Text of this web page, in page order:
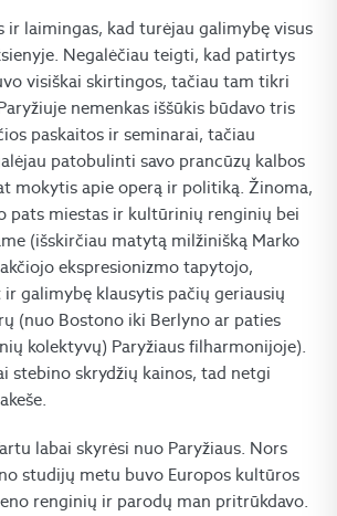
ir laimingas, kad turėjau galimybę visus
Negalėčiau teigti, kad patirtys
visiškai skirtingos, tačiau tam tikri
nemenkas iššūkis būdavo tris
paskaitos ir seminarai, tačiau
patobulinti savo prancūzų kalbos
mokytis apie operą ir politiką. Žinoma,
pats miestas ir kultūrinių renginių bei
(išskirčiau matytą milžinišką Marko
ekspresionizmo tapytojo,
galimybę klausytis pačių geriausių
(nuo Bostono iki Berlyno ar paties
kolektyvų) Paryžiaus filharmonijoje).
stebino skrydžių kainos, tad netgi
labai skyrėsi nuo Paryžiaus. Nors
studijų metu buvo Europos kultūros
renginių ir parodų man pritrūkdavo.